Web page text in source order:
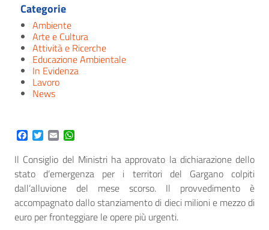
Categorie
Ambiente
Arte e Cultura
Attività e Ricerche
Educazione Ambientale
In Evidenza
Lavoro
News
Facebook
Twitter
Email
Il Consiglio del Ministri ha approvato la dichiarazione dello
stato d’emergenza per i territori del Gargano colpiti
dall’alluvione del mese scorso. Il provvedimento è
accompagnato dallo stanziamento di dieci milioni e mezzo di
euro per fronteggiare le opere più urgenti.